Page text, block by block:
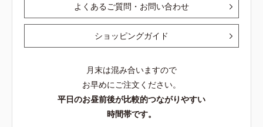
よくあるご質問・お問い合わせ
ショッピングガイド
月末は混み合いますので
お早めにご注文ください。
平日のお昼前後が比較的つながりやすい
時間帯です。